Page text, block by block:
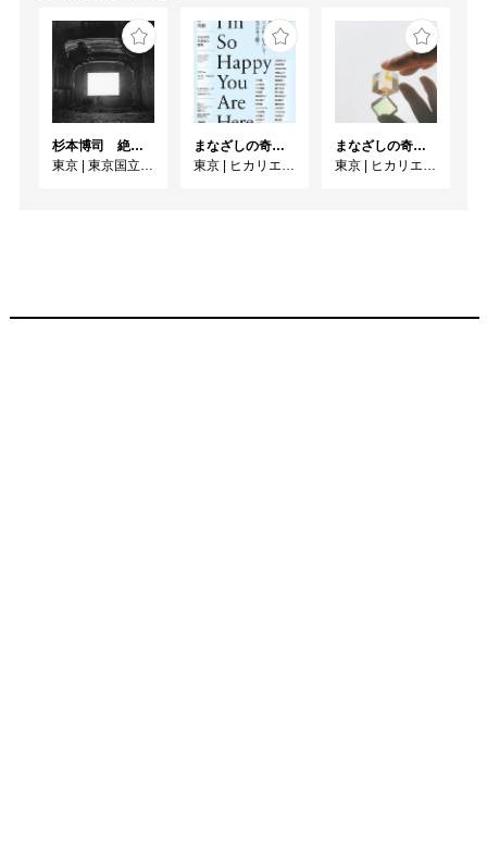
杉本博司 絶滅写真
東京
東京国立近代美術館
まなざしの奇跡 日本女性写真家の冒険
東京
ヒカリエホール
まなざしの奇跡 日本女性写真家の冒険
東京
ヒカリエホール